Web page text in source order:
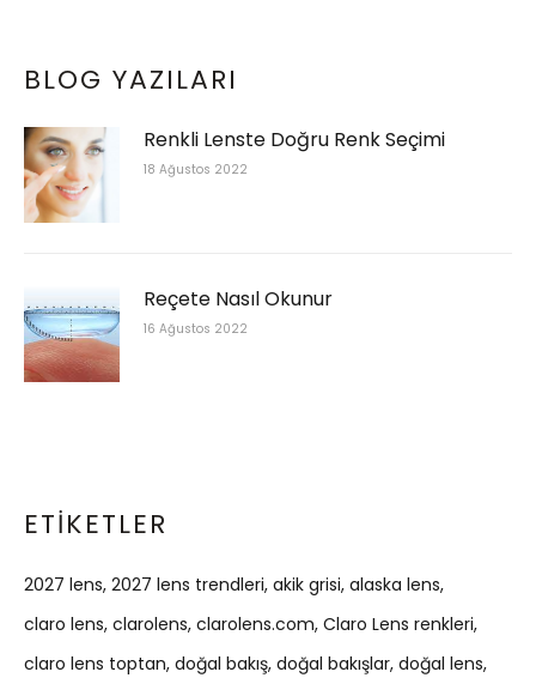
BLOG YAZILARI
Renkli Lenste Doğru Renk Seçimi
18 Ağustos 2022
Reçete Nasıl Okunur
16 Ağustos 2022
ETIKETLER
2027 lens 2027 lens trendleri akik grisi alaska lens
claro lens clarolens clarolens.com Claro Lens renkleri
claro lens toptan doğal bakış doğal bakışlar doğal lens